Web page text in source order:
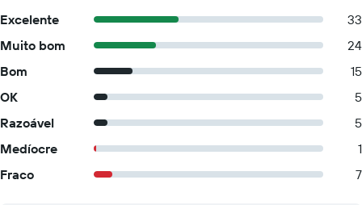
Excelente
33
Muito bom
24
Bom
15
OK
5
Razoável
5
Medíocre
1
Fraco
7